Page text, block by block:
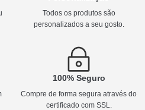
Todos os produtos são
personalizados a seu gosto.
100% Seguro
Compre de forma segura através do
certificado com SSL.